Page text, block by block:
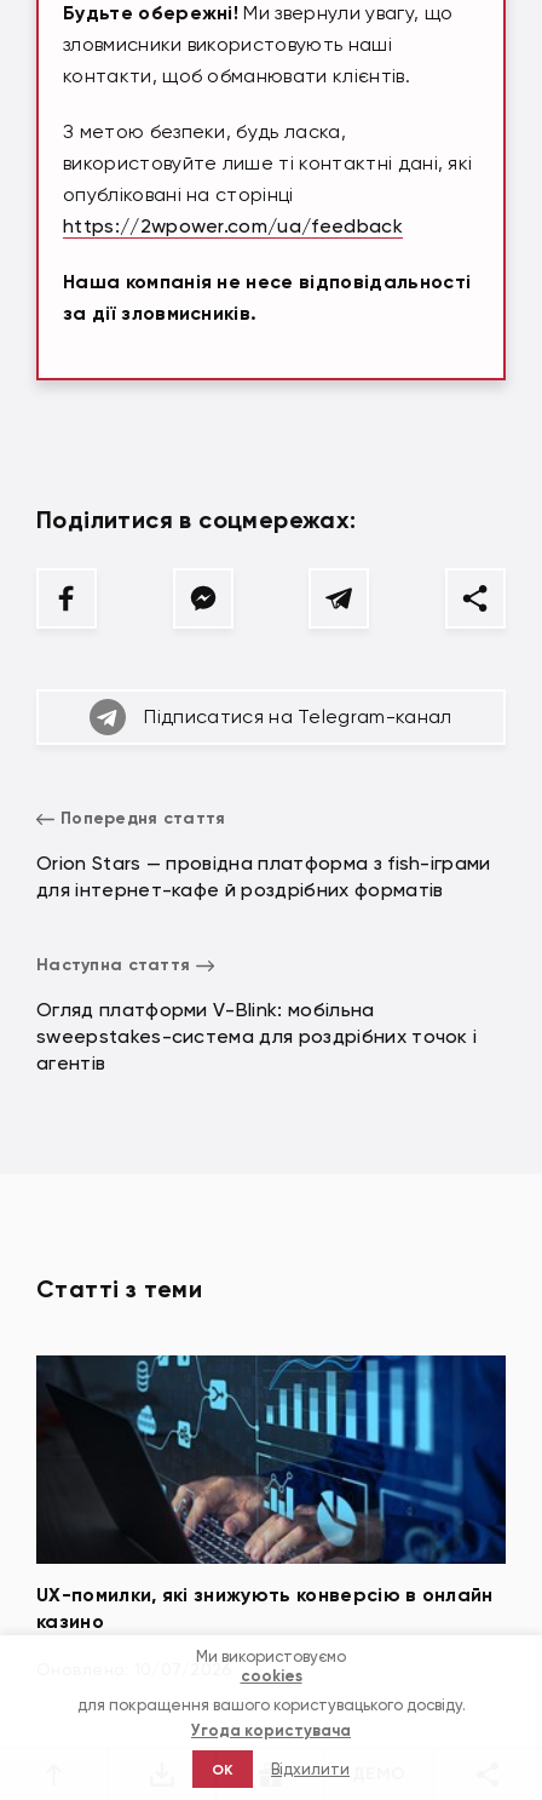
Будьте обережні! Ми звернули увагу, що
зловмисники використовують наші
контакти, щоб обманювати клієнтів.
З метою безпеки, будь ласка,
використовуйте лише ті контактні дані, які
опубліковані на сторінці
https://2wpower.com/ua/feedback
Наша компанія не несе відповідальності
за дії зловмисників.
Поділитися в соцмережах:
Підписатися на Telegram-канал
Попередня стаття
Orion Stars — провідна платформа з fish-іграми
для інтернет-кафе й роздрібних форматів
Наступна стаття
Огляд платформи V-Blink: мобільна
sweepstakes-система для роздрібних точок і
агентів
Статті з теми
UX-помилки, які знижують конверсію в онлайн
казино
Ми використовуємо
cookies
для покращення вашого користувацького досвіду.
Угода користувача
OK Відхилити